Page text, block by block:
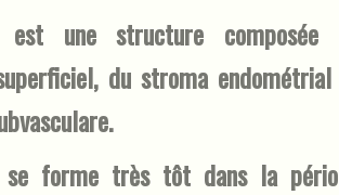
est une structure composée
du stroma
se forme très tôt dans la